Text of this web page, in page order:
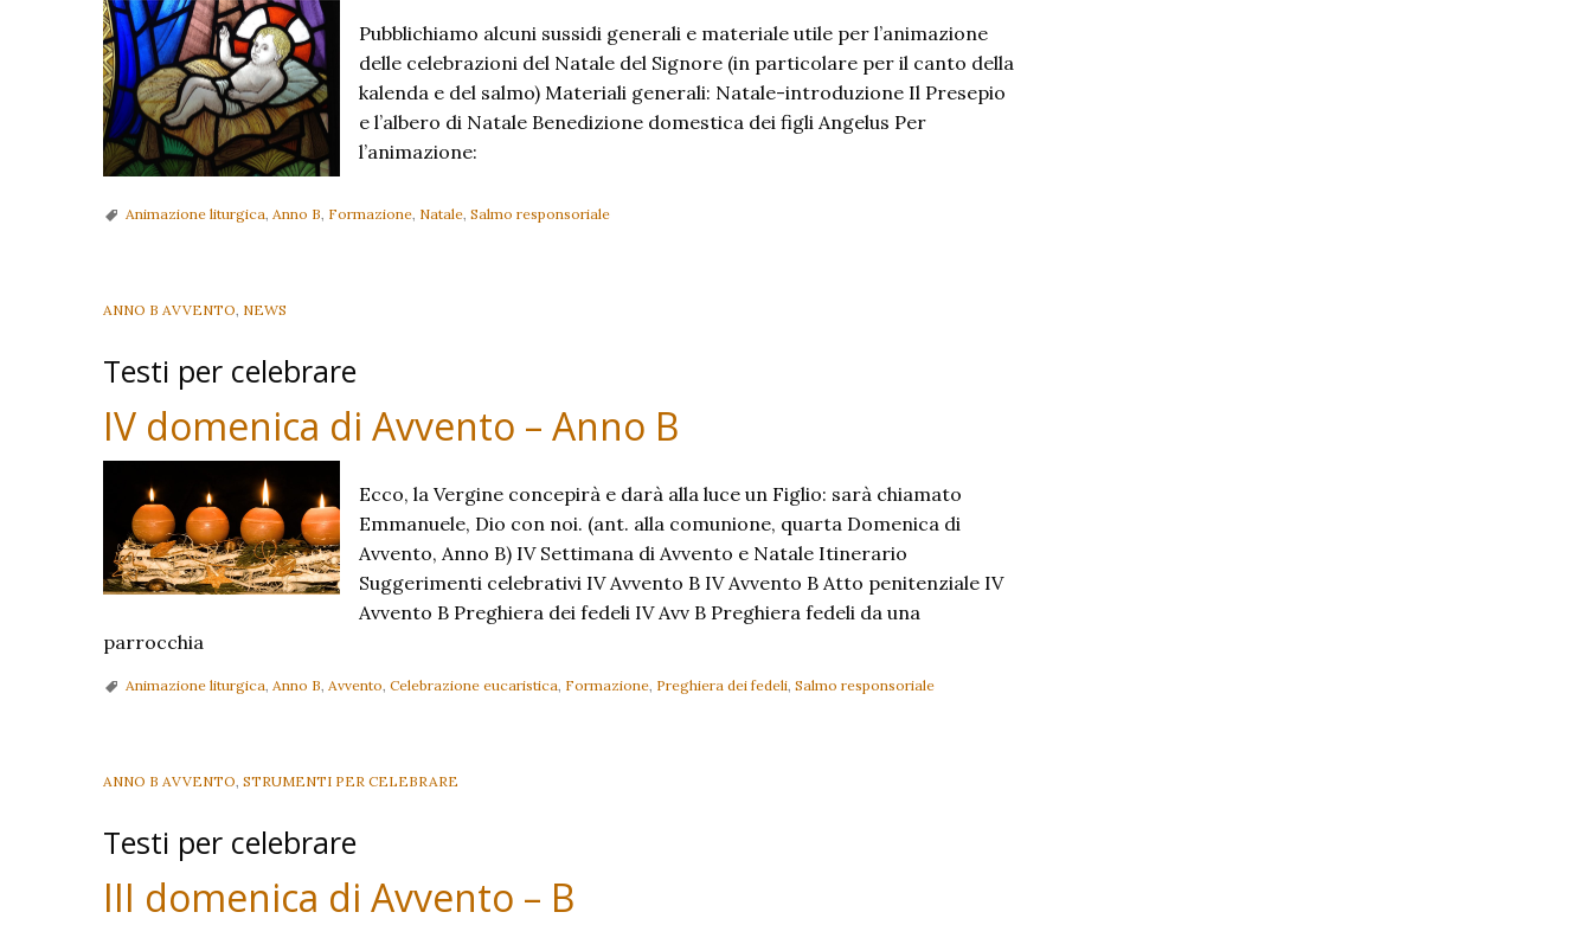
Pubblichiamo alcuni sussidi generali e materiale utile per l’animazione
delle celebrazioni del Natale del Signore (in particolare per il canto della
kalenda e del salmo) Materiali generali: Natale-introduzione Il Presepio
e l’albero di Natale Benedizione domestica dei figli Angelus Per
l’animazione:
Animazione liturgica, Anno B, Formazione, Natale, Salmo responsoriale
ANNO B AVVENTO, NEWS
Testi per celebrare
IV domenica di Avvento – Anno B
Ecco, la Vergine concepirà e darà alla luce un Figlio: sarà chiamato
Emmanuele, Dio con noi. (ant. alla comunione, quarta Domenica di
Avvento, Anno B) IV Settimana di Avvento e Natale Itinerario
Suggerimenti celebrativi IV Avvento B IV Avvento B Atto penitenziale IV
Avvento B Preghiera dei fedeli IV Avv B Preghiera fedeli da una
parrocchia
Animazione liturgica, Anno B, Avvento, Celebrazione eucaristica, Formazione, Preghiera dei fedeli, Salmo responsoriale
ANNO B AVVENTO, STRUMENTI PER CELEBRARE
Testi per celebrare
III domenica di Avvento – B